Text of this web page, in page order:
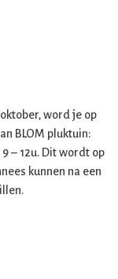
word je op
BLOM pluktuin:
– 12u. Dit wordt op
kunnen na een